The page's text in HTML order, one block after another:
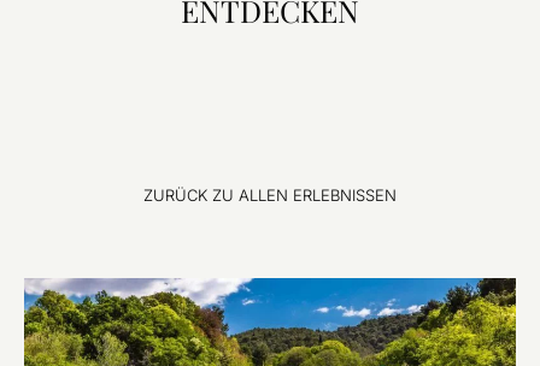
ENTDECKEN
ZURÜCK ZU ALLEN ERLEBNISSEN